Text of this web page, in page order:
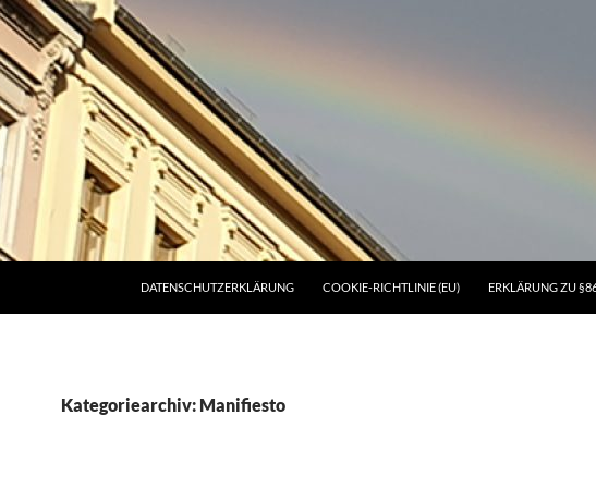
DATENSCHUTZERKLÄRUNG COOKIE-RICHTLINIE (EU) ERKLÄRUNG ZU
Kategoriearchiv: Manifiesto